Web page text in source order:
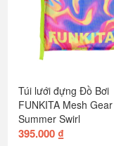
Túi lưới đựng Đồ Bơi
FUNKITA Mesh
Summer Swirl
395.000 ₫